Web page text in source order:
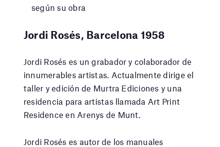
según su obra
Jordi Rosés, Barcelona 1958
Jordi Rosés es un grabador y colaborador de
innumerables artistas. Actualmente dirige el
taller y edición de Murtra Ediciones y una
residencia para artistas llamada Art Print
Residence en Arenys de Munt.
Jordi Rosés es autor de los manuales